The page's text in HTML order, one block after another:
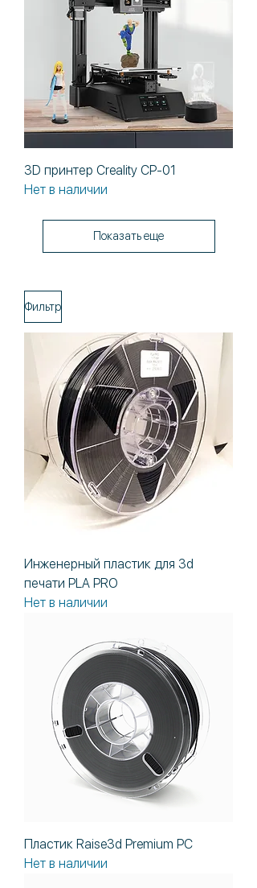
3D принтер Creality CP-01
Нет в наличии
Показать еще
Фильтр
Инженерный пластик для 3d
печати PLA PRO
Нет в наличии
Пластик Raise3d Premium PC
Нет в наличии